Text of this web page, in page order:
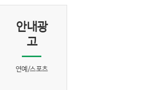
안내광
고
연예/스포츠